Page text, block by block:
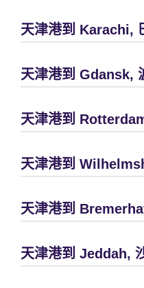
天津港到 Karachi,
天津港到 Gdansk,
天津港到
天津港到
天津港到
天津港到 Jeddah,